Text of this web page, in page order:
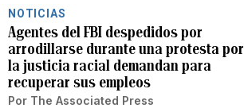
NOTICIAS
Agentes del FBI despedidos por
arrodillarse durante una protesta por
la justicia racial demandan para
recuperar sus empleos
Por The Associated Press